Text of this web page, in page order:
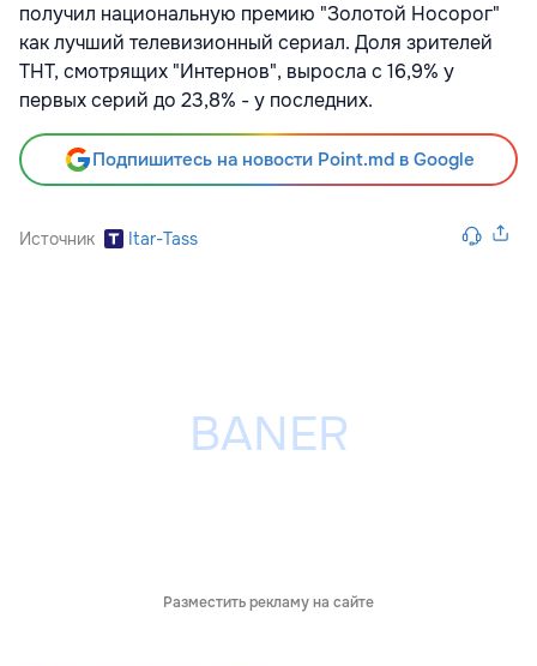
получил национальную премию "Золотой Носорог"
как лучший телевизионный сериал. Доля зрителей
ТНТ, смотрящих "Интернов", выросла с 16,9% у
первых серий до 23,8% - у последних.
Подпишитесь на новости Point.md в Google
Источник Itar-Tass
Разместить рекламу на сайте